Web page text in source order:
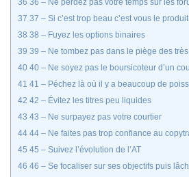
36 36 – Ne perdez pas votre temps sur les
37 37 – Si c’est trop beau c’est vous le
38 38 – Fuyez les options binaires
39 39 – Ne tombez pas dans le piège des
40 40 – Ne soyez pas le boursicoteur d’un
41 41 – Péchez là où il y a beaucoup de
42 42 – Évitez les titres peu liquides
43 43 – Ne surpayez pas votre courtier
44 44 – Ne faites pas trop confiance au
45 45 – Suivez l’évolution de l’AT
46 46 – Se focaliser sur ses objectifs puis